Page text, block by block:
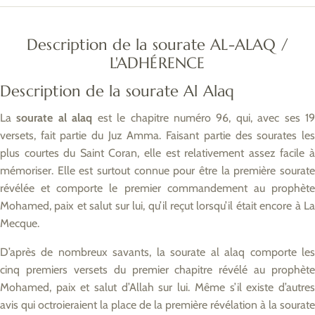
Description de la sourate AL-ALAQ /
L'ADHÉRENCE
Description de la sourate Al Alaq
Lasourate al alaq est le chapitre numéro 96, qui, avec ses 19
versets, fait partie du Juz Amma. Faisant partie des sourates les
plus courtes du Saint Coran, elle est relativement assez facile à
mémoriser. Elle est surtout connue pour être la première sourate
révélée et comporte le premier commandement au prophète
Mohamed, paix et salut sur lui, qu’il reçut lorsqu’il était encore à La
Mecque.
D’après de nombreux savants, la sourate al alaq comporte les
cinq premiers versets du premier chapitre révélé au prophète
Mohamed, paix et salut d’Allah sur lui. Même s’il existe d’autres
avis qui octroieraient la place de la première révélation à la sourate